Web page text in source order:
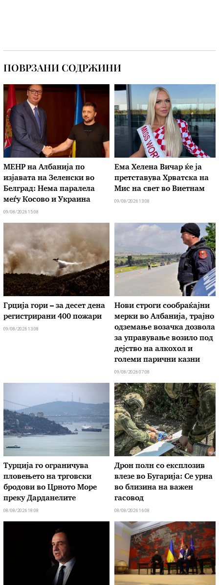
ПОВРЗАНИ СОДРЖИНИ
МЕНР на Албанија по
изјавата на Зеленски во
Белград: Нема паралела
меѓу Косово и Украина
09/08/2026 15:08
Ема Хелена Вичар ќе ја
претставува Хрватска на
Мис на свет во Виетнам
09/08/2026 13:08
Грција гори – за десет дена
регистрирани 400 пожари
09/08/2026 13:08
Нови строги сообраќајни
мерки во Aлбанија, трајно
одземање возачка дозвола
за управување возило под
дејство на алкохол и
големи парични казни
09/08/2026 07:08
Турција го ограничува
пловењето на трговски
бродови во Црното Море
преку Дарданелите
08/08/2026 18:08
Дрон полн со експлозив
влезе во Бугарија: Се урна
во близина на важен
гасовод
08/08/2026 16:08